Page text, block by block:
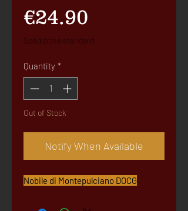
€24.90
Spedizione standard
Quantity *
Out of Stock
Notify When Available
Nobile di Montepulciano DOCG